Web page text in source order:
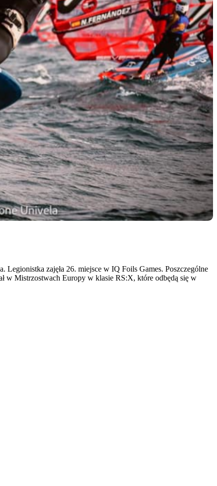
zajęła 26. miejsce w IQ Foils Games. Poszczególne
w Mistrzostwach Europy w klasie RS:X, które odbędą się w